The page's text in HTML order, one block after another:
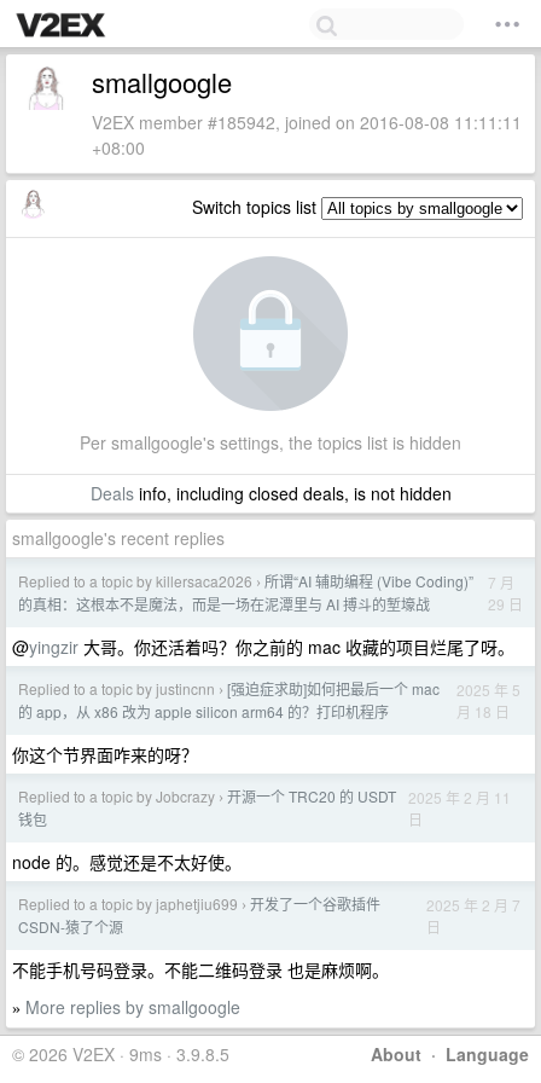
smallgoogle
V2EX member #185942, joined on 2016-08-08 11:11:11
+08:00
Switch topics list
Per smallgoogle's settings, the topics list is hidden
Dealsinfo, including closed deals, is not hidden
smallgoogle's recent replies
Replied to a topic by killersaca2026 › 所谓“AI 辅助编程 (Vibe Coding)”
的真相：这根本不是魔法，而是一场在泥潭里与 AI 搏斗的堑壕战
7 月
29 日
@yingzir 大哥。你还活着吗？你之前的 mac 收藏的项目烂尾了呀。
Replied to a topic by justincnn › [强迫症求助]如何把最后一个 mac
的 app，从 x86 改为 apple silicon arm64 的？打印机程序
2025 年 5
月 18 日
你这个节界面咋来的呀？
Replied to a topic by Jobcrazy › 开源一个 TRC20 的 USDT
钱包
2025 年 2 月 11
日
node 的。感觉还是不太好使。
Replied to a topic by japhetjiu699 › 开发了一个谷歌插件
CSDN-猿了个源
2025 年 2 月 7
日
不能手机号码登录。不能二维码登录 也是麻烦啊。
» More replies by smallgoogle
About · Language
© 2026 V2EX · 9ms · 3.9.8.5